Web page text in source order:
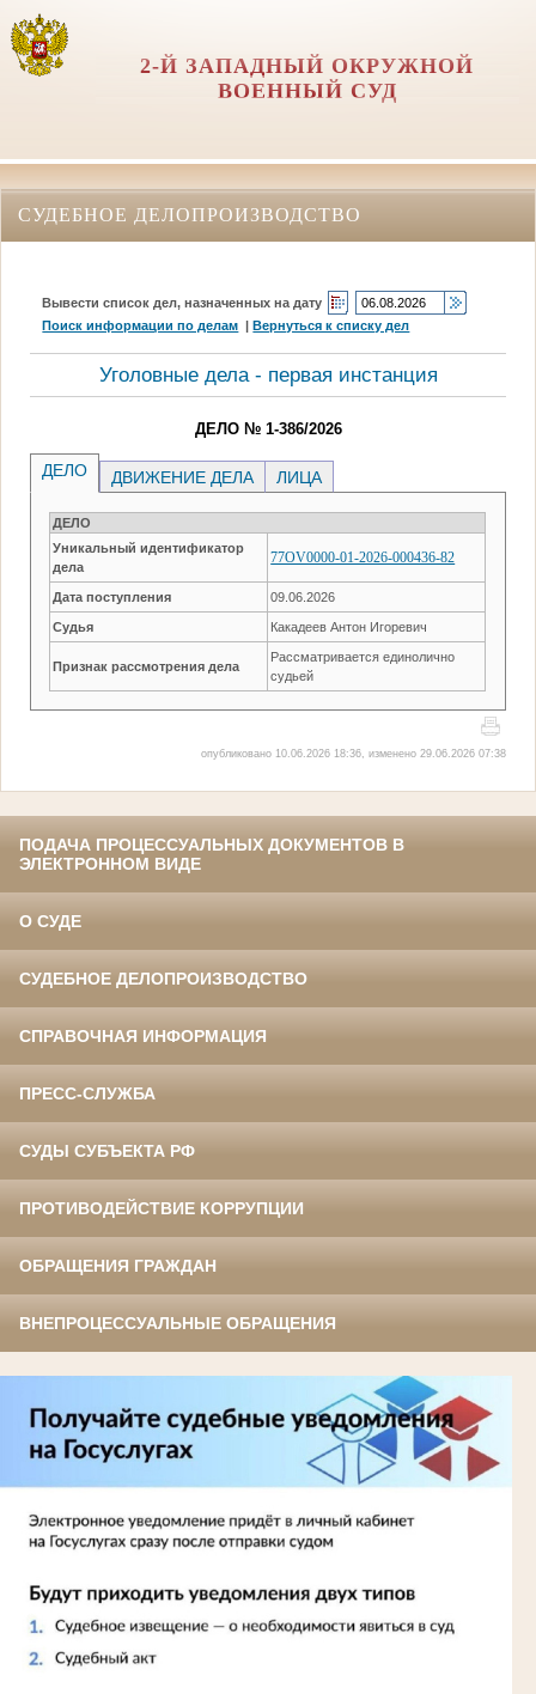
2-Й ЗАПАДНЫЙ ОКРУЖНОЙ
ВОЕННЫЙ СУД
СУДЕБНОЕ ДЕЛОПРОИЗВОДСТВО
Вывести список дел, назначенных на дату
Поиск информации по делам |Вернуться к списку дел
Уголовные дела - первая инстанция
ДЕЛО № 1-386/2026
ДЕЛО ДВИЖЕНИЕ ДЕЛА ЛИЦА
ДЕЛО
Уникальный идентификатор
дела
77OV0000-01-2026-000436-82
Дата поступления 09.06.2026
Судья Какадеев Антон Игоревич
Признак рассмотрения дела
Рассматривается единолично
судьей
опубликовано 10.06.2026 18:36, изменено 29.06.2026 07:38
ПОДАЧА ПРОЦЕССУАЛЬНЫХ ДОКУМЕНТОВ В
ЭЛЕКТРОННОМ ВИДЕ
О СУДЕ
СУДЕБНОЕ ДЕЛОПРОИЗВОДСТВО
СПРАВОЧНАЯ ИНФОРМАЦИЯ
ПРЕСС-СЛУЖБА
СУДЫ СУБЪЕКТА РФ
ПРОТИВОДЕЙСТВИЕ КОРРУПЦИИ
ОБРАЩЕНИЯ ГРАЖДАН
ВНЕПРОЦЕССУАЛЬНЫЕ ОБРАЩЕНИЯ